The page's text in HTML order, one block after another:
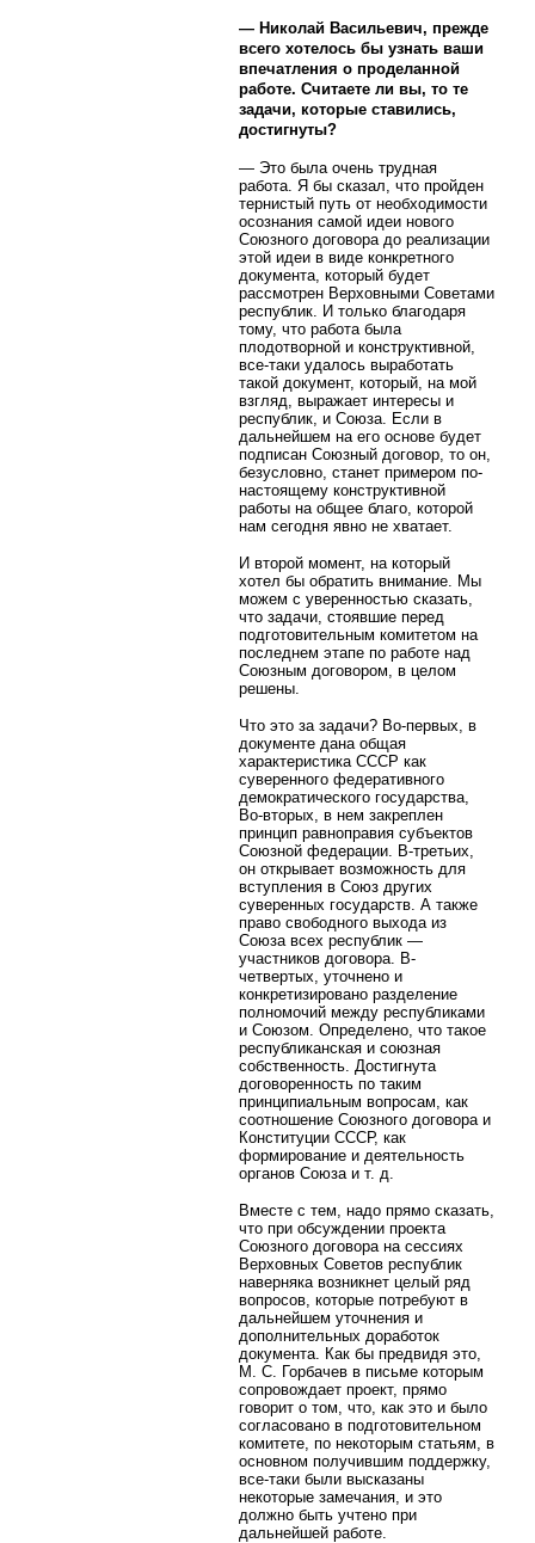
— Николай Васильевич, прежде
всего хотелось бы узнать ваши
впечатления о проделанной
работе. Считаете ли вы, то те
задачи, которые ставились,
достигнуты?
— Это была очень трудная
работа. Я бы сказал, что пройден
тернистый путь от необходимости
осознания самой идеи нового
Союзного договора до реализации
этой идеи в виде конкретного
документа, который будет
рассмотрен Верховными Советами
республик. И только благодаря
тому, что работа была
плодотворной и конструктивной,
все-таки удалось выработать
такой документ, который, на мой
взгляд, выражает интересы и
республик, и Союза. Если в
дальнейшем на его основе будет
подписан Союзный договор, то он,
безусловно, станет примером по-
настоящему конструктивной
работы на общее благо, которой
нам сегодня явно не хватает.
И второй момент, на который
хотел бы обратить внимание. Мы
можем с уверенностью сказать,
что задачи, стоявшие перед
подготовительным комитетом на
последнем этапе по работе над
Союзным договором, в целом
решены.
Что это за задачи? Во-первых, в
документе дана общая
характеристика СССР как
суверенного федеративного
демократического государства,
Во-вторых, в нем закреплен
принцип равноправия субъектов
Союзной федерации. В-третьих,
он открывает возможность для
вступления в Союз других
суверенных государств. А также
право свободного выхода из
Союза всех республик —
участников договора. В-
четвертых, уточнено и
конкретизировано разделение
полномочий между республиками
и Союзом. Определено, что такое
республиканская и союзная
собственность. Достигнута
договоренность по таким
принципиальным вопросам, как
соотношение Союзного договора и
Конституции СССР, как
формирование и деятельность
органов Союза и т. д.
Вместе с тем, надо прямо сказать,
что при обсуждении проекта
Союзного договора на сессиях
Верховных Советов республик
наверняка возникнет целый ряд
вопросов, которые потребуют в
дальнейшем уточнения и
дополнительных доработок
документа. Как бы предвидя это,
М. С. Горбачев в письме которым
сопровождает проект, прямо
говорит о том, что, как это и было
согласовано в подготовительном
комитете, по некоторым статьям, в
основном получившим поддержку,
все-таки были высказаны
некоторые замечания, и это
должно быть учтено при
дальнейшей работе.